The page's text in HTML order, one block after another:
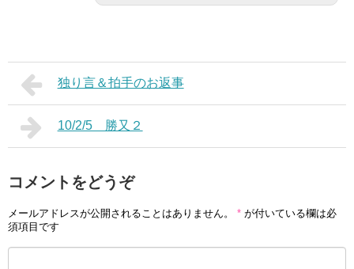
独り言＆拍手のお返事
10/2/5 勝又２
コメントをどうぞ
メールアドレスが公開されることはありません。 * が付いている欄は必
須項目です